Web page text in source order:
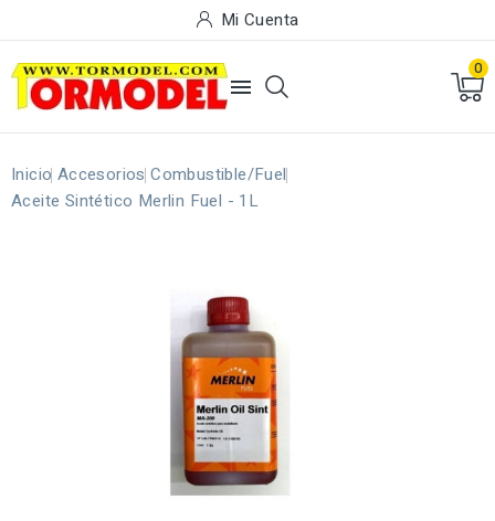
Mi Cuenta

0
Inicio Accesorios Combustible/Fuel
Aceite Sintético Merlin Fuel - 1L